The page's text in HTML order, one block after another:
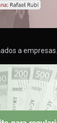
a empresas…